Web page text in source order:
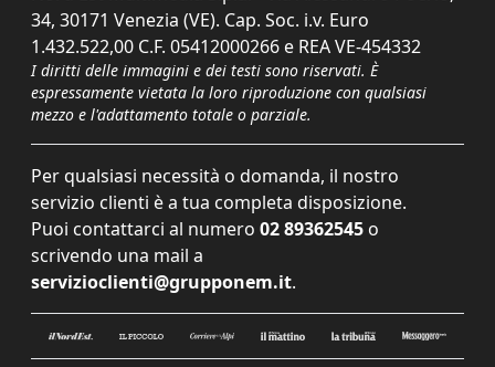
34, 30171 Venezia (VE). Cap. Soc. i.v. Euro
1.432.522,00 C.F. 05412000266 e REA VE-454332
I diritti delle immagini e dei testi sono riservati. È
espressamente vietata la loro riproduzione con qualsiasi
mezzo e l'adattamento totale o parziale.
Per qualsiasi necessità o domanda, il nostro
servizio clienti è a tua completa disposizione.
Puoi contattarci al numero 02 89362545 o
scrivendo una mail a
servizioclienti@grupponem.it.